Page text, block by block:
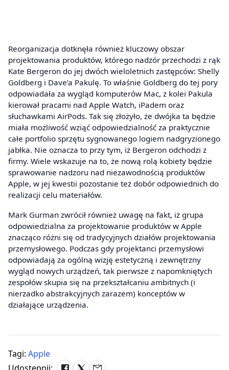
Reorganizacja dotknęła również kluczowy obszar
projektowania produktów, którego nadzór przechodzi z rąk
Kate Bergeron do jej dwóch wieloletnich zastępców: Shelly
Goldberg i Dave’a Pakulę. To właśnie Goldberg do tej pory
odpowiadała za wygląd komputerów Mac, z kolei Pakula
kierował pracami nad Apple Watch, iPadem oraz
słuchawkami AirPods. Tak się złożyło, że dwójka ta będzie
miała możliwość wziąć odpowiedzialność za praktycznie
całe portfolio sprzętu sygnowanego logiem nadgryzionego
jabłka. Nie oznacza to przy tym, iż Bergeron odchodzi z
firmy. Wiele wskazuje na to, że nową rolą kobiety będzie
sprawowanie nadzoru nad niezawodnością produktów
Apple, w jej kwestii pozostanie też dobór odpowiednich do
realizacji celu materiałów.
Mark Gurman zwrócił również uwagę na fakt, iż grupa
odpowiedzialna za projektowanie produktów w Apple
znacząco różni się od tradycyjnych działów projektowania
przemysłowego. Podczas gdy projektanci przemysłowi
odpowiadają za ogólną wizję estetyczną i zewnętrzny
wygląd nowych urządzeń, tak pierwsze z napomkniętych
zespołów skupia się na przekształcaniu ambitnych (i
nierzadko abstrakcyjnych zarazem) konceptów w
działające urządzenia.
Tagi: Apple